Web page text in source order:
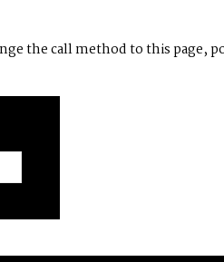
the call method to this page,